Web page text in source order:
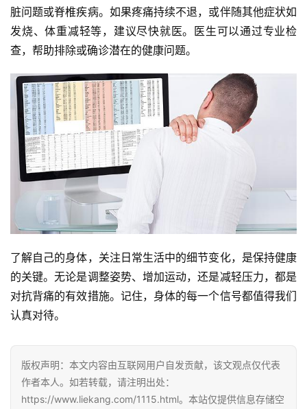
脏问题或脊椎疾病。如果疼痛持续不退，或伴随其他症状如
发烧、体重减轻等，建议尽快就医。医生可以通过专业检
查，帮助排除或确诊潜在的健康问题。
了解自己的身体，关注日常生活中的细节变化，是保持健康
的关键。无论是调整姿势、增加运动，还是减轻压力，都是
对抗背痛的有效措施。记住，身体的每一个信号都值得我们
认真对待。
版权声明：本文内容由互联网用户自发贡献，该文观点仅代表
作者本人。如若转载，请注明出处：
https://www.liekang.com/1115.html。本站仅提供信息存储空